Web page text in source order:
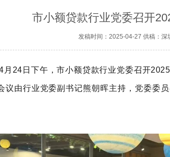
市小额贷款行业党委召开
发稿时间：2025-04-27 供稿：深
月 24 日下午，市小额贷款行业党委召开2025
议由行业党委副书记熊朝晖主持，党委委